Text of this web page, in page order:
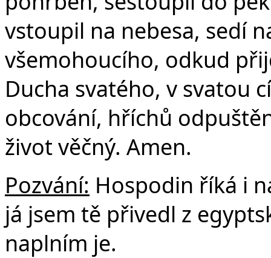
vstoupil na nebesa, sedí
všemohoucího, odkud
Ducha svatého, v svatou
obcování, hříchů
život věčný. Amen.
Pozvání: Hospodin říká i
já jsem tě přivedl z
naplním je.